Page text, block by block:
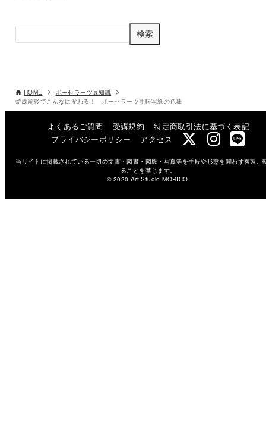
イ
ブ
検
索
検索
HOME
ポーセラーツ豆知識
焼成前後でこんなに変わる！ ポーセラーツ用転写紙の色味
よくあるご質問 受講規約
特定商取引法に基づく表記
プライバシーポリシー
アクセス
当サイトに掲載されている一切の文書・図書・図版・写真等を手段や形態を問わず複製、
ることを禁じます。
© 2020 Art Studio MORICO.